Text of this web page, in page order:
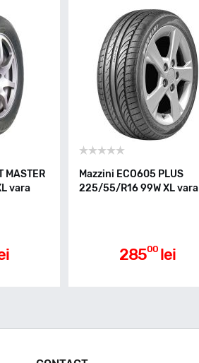
MASTER
vara
Mazzini ECO605 PLUS
225/55/R16 99W XL vara
28500 lei